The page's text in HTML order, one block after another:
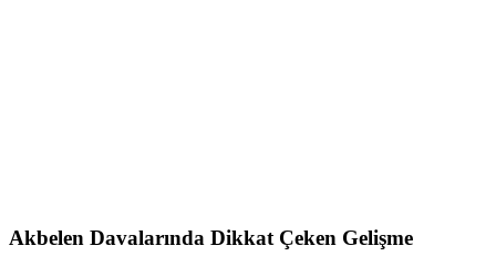
Akbelen Davalarında Dikkat Çeken Gelişme